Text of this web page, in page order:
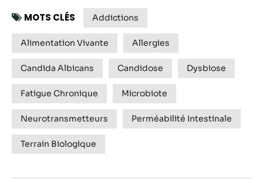
MOTS CLÉS Addictions
Alimentation Vivante Allergies
Candida Albicans Candidose Dysbiose
Fatigue Chronique Microbiote
Neurotransmetteurs Perméabilité Intestinale
Terrain Biologique